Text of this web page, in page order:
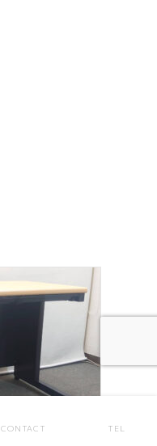
CONTACT TEL